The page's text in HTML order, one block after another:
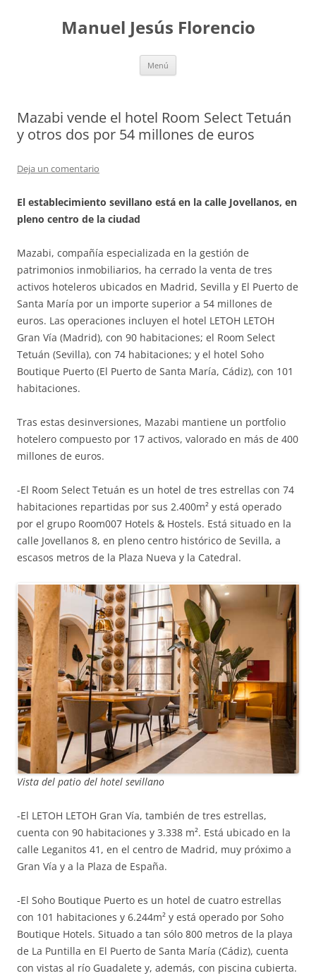
contenidoManuel Jesús Florencio
Menú
Mazabi vende el hotel Room Select Tetuán
y otros dos por 54 millones de euros
Deja un comentario
El establecimiento sevillano está en la calle Jovellanos, en
pleno centro de la ciudad
Mazabi, compañía especializada en la gestión de
patrimonios inmobiliarios, ha cerrado la venta de tres
activos hoteleros ubicados en Madrid, Sevilla y El Puerto de
Santa María por un importe superior a 54 millones de
euros. Las operaciones incluyen el hotel LETOH LETOH
Gran Vía (Madrid), con 90 habitaciones; el Room Select
Tetuán (Sevilla), con 74 habitaciones; y el hotel Soho
Boutique Puerto (El Puerto de Santa María, Cádiz), con 101
habitaciones.
Tras estas desinversiones, Mazabi mantiene un portfolio
hotelero compuesto por 17 activos, valorado en más de 400
millones de euros.
-El Room Select Tetuán es un hotel de tres estrellas con 74
habitaciones repartidas por sus 2.400m² y está operado
por el grupo Room007 Hotels & Hostels. Está situado en la
calle Jovellanos 8, en pleno centro histórico de Sevilla, a
escasos metros de la Plaza Nueva y la Catedral.
Vista del patio del hotel sevillano
-El LETOH LETOH Gran Vía, también de tres estrellas,
cuenta con 90 habitaciones y 3.338 m². Está ubicado en la
calle Leganitos 41, en el centro de Madrid, muy próximo a
Gran Vía y a la Plaza de España.
-El Soho Boutique Puerto es un hotel de cuatro estrellas
con 101 habitaciones y 6.244m² y está operado por Soho
Boutique Hotels. Situado a tan sólo 800 metros de la playa
de La Puntilla en El Puerto de Santa María (Cádiz), cuenta
con vistas al río Guadalete y, además, con piscina cubierta.